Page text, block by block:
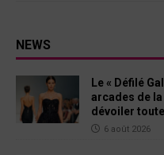
NEWS
Le « Défilé
arcades de
dévoiler
6 août 2026